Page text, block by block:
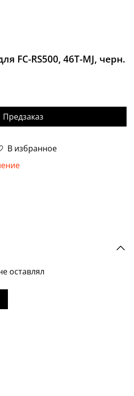
FC-RS500, 46T-MJ, черн.
В избранное
Предзаказ
оставлял